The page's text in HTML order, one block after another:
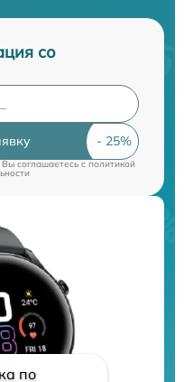
со
Вы соглашаетесь cполитикой
по